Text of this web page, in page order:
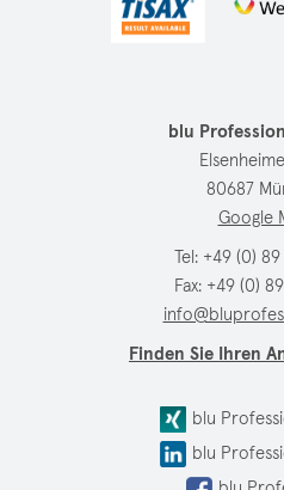
blu
80687
Google
Tel: +49 (0)
Fax: +49 (0)
Finden Sie Ihren
blu
blu